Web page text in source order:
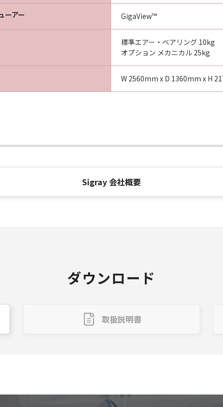
ーアー GigaView™
標準エアー・ベアリング 10kg
オプション メカニカル 25kg
W 2560mm x D 1360mm x H
Sigray 会社概要
ダウンロード
取扱説明書